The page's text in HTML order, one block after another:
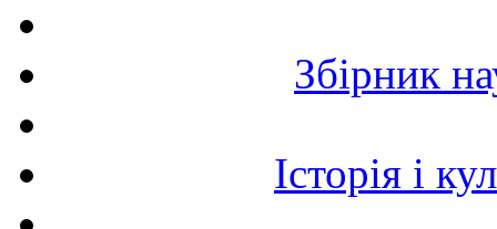
Збірник
Історія і